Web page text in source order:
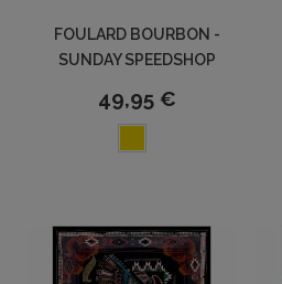
FOULARD BOURBON -
SUNDAY SPEEDSHOP
49,95 €